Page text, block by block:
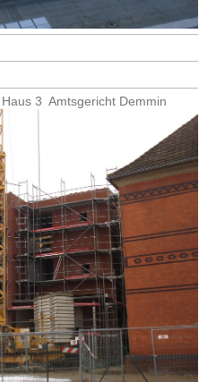
3 Amtsgericht Demmin